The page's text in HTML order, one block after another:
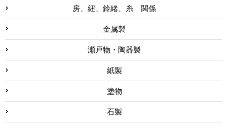
房、紐、鈴緒、糸 関係
金属製
瀬戸物・陶器製
紙製
塗物
石製